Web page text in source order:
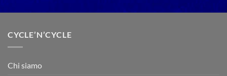
CYCLE’N’CYCLE
Chi siamo